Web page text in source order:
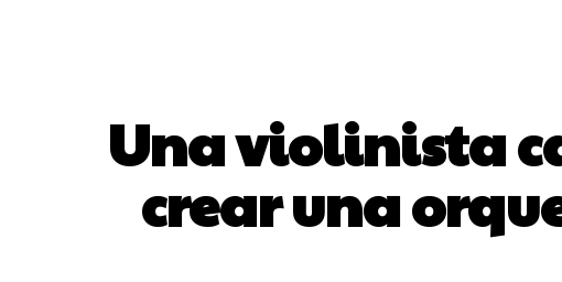
Una violinista
crear una